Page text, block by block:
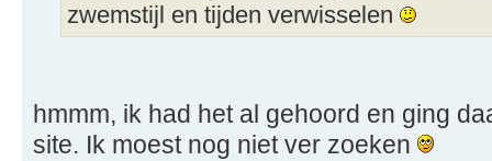
zwemstijl en tijden verwisselen
hmmm, ik had het al gehoord en ging
site. Ik moest nog niet ver zoeken